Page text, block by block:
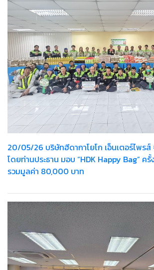
20/05/26 บริษัทฮีดากาโยโก เอ็นเตอร์ไพรส์
โดยท่านประธาน มอบ “HDK Happy Bag” ครั้งที่ 2 ให้แก่พ
รวมมูลค่า 80,000 บาท